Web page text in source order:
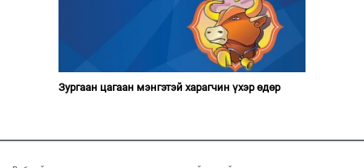
Зургаан цагаан мэнгэтэй харагчин үхэр өдөр